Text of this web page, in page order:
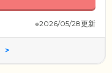
※2026/05/28更新